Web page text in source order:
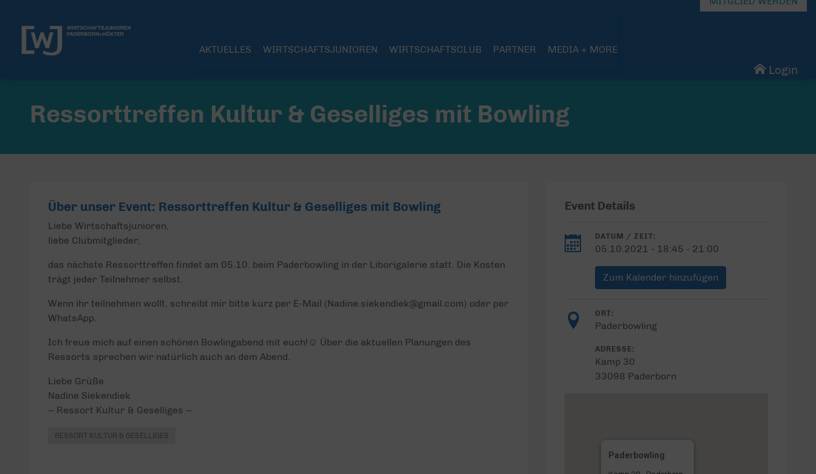
AKTUELLES WIRTSCHAFTSJUNIOREN WIRTSCHAFTSCLUB PARTNER MEDIA + MORE
Login
Ressorttreffen Kultur & Geselliges mit Bowling
Über unser Event: Ressorttreffen Kultur & Geselliges mit Bowling
Liebe Wirtschaftsjunioren,
liebe Clubmitglieder,
das nächste Ressorttreffen findet am 05.10. beim Paderbowling in der Liborigalerie statt. Die Kosten
trägt jeder Teilnehmer selbst.
Wenn ihr teilnehmen wollt, schreibt mir bitte kurz per E-Mail (Nadine.siekendiek@gmail.com) oder per
WhatsApp.
Ich freue mich auf einen schönen Bowlingabend mit euch!☺️ Über die aktuellen Planungen des
Ressorts sprechen wir natürlich auch an dem Abend.
Liebe Grüße
Nadine Siekendiek
– Ressort Kultur & Geselliges –
RESSORT KULTUR & GESELLIGES
Event Details
DATUM / ZEIT:
05.10.2021 - 18:45 - 21:00
Zum Kalender hinzufügen
ORT:
Paderbowling
ADRESSE:
Kamp 30
33098 Paderborn
Paderbowling